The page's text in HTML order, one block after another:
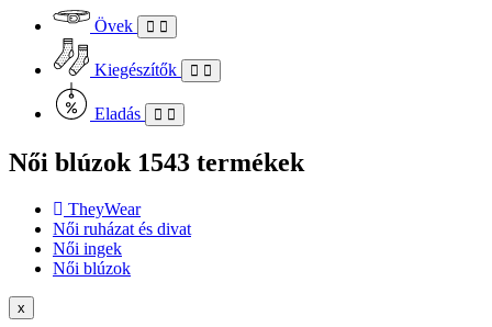
Övek
Kiegészítők
Eladás
Női blúzok 1543 termékek
TheyWear
Női ruházat és divat
Női ingek
Női blúzok
x